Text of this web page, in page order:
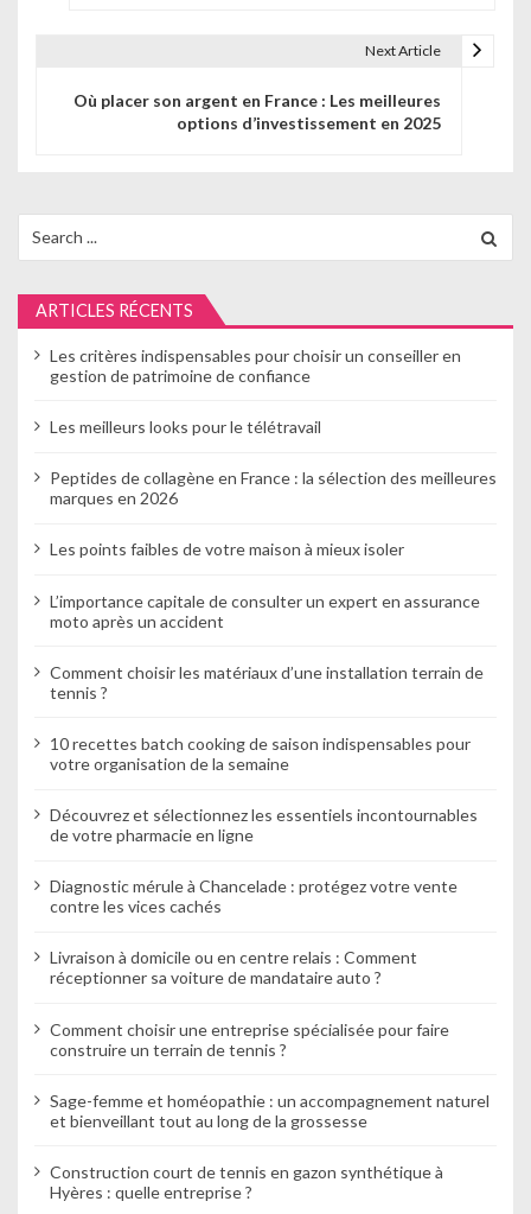
o
n
d
l
r
t
c
e
Next Article
Où placer son argent en France : Les meilleures
options d’investissement en 2025
for:
ARTICLES RÉCENTS
Les critères indispensables pour choisir un conseiller en
gestion de patrimoine de confiance
Les meilleurs looks pour le télétravail
Peptides de collagène en France : la sélection des meilleures
marques en 2026
Les points faibles de votre maison à mieux isoler
L’importance capitale de consulter un expert en assurance
moto après un accident
Comment choisir les matériaux d’une installation terrain de
tennis ?
10 recettes batch cooking de saison indispensables pour
votre organisation de la semaine
Découvrez et sélectionnez les essentiels incontournables
de votre pharmacie en ligne
Diagnostic mérule à Chancelade : protégez votre vente
contre les vices cachés
Livraison à domicile ou en centre relais : Comment
réceptionner sa voiture de mandataire auto ?
Comment choisir une entreprise spécialisée pour faire
construire un terrain de tennis ?
Sage-femme et homéopathie : un accompagnement naturel
et bienveillant tout au long de la grossesse
Construction court de tennis en gazon synthétique à
Hyères : quelle entreprise ?